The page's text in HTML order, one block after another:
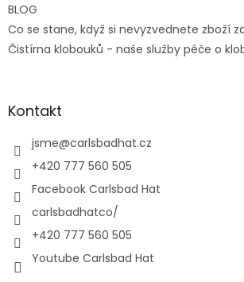
BLOG
Co se stane, když si nevyzvednete zboží
Čistírna klobouků - naše služby péče o
Kontakt
jsme@carlsbadhat.cz
+420 777 560 505
Facebook Carlsbad Hat
carlsbadhatco/
+420 777 560 505
Youtube Carlsbad Hat